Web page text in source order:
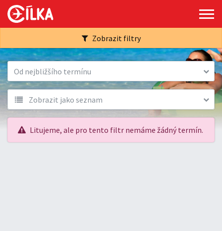
Zobrazit filtry
Od nejbližšího termínu
Zobrazit jako seznam
Litujeme, ale pro tento filtr nemáme žádný termín.